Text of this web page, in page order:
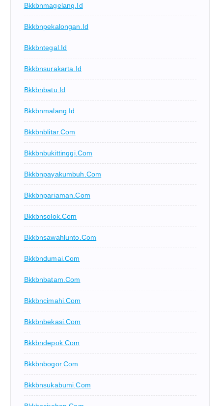
Bkkbnmagelang.id
Bkkbnpekalongan.id
Bkkbntegal.id
Bkkbnsurakarta.id
Bkkbnbatu.id
Bkkbnmalang.id
Bkkbnblitar.com
Bkkbnbukittinggi.com
Bkkbnpayakumbuh.com
Bkkbnpariaman.com
Bkkbnsolok.com
Bkkbnsawahlunto.com
Bkkbndumai.com
Bkkbnbatam.com
Bkkbncimahi.com
Bkkbnbekasi.com
Bkkbndepok.com
Bkkbnbogor.com
Bkkbnsukabumi.com